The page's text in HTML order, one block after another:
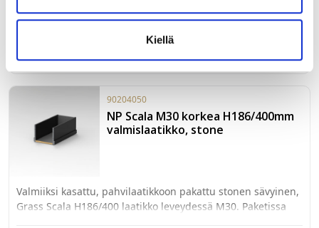
Kiellä
Valmiiksi kasattu, pahvilaatikkoon pakattu stonen sävyinen,
myös 40kg kiskot sekä etusarjakiinnikkeet laajenevalla
käpytapilla.
LUE LISÄÄ »
90204050
NP Scala M30 korkea H186/400mm
valmislaatikko, stone
Valmiiksi kasattu, pahvilaatikkoon pakattu stonen sävyinen,
Grass Scala H186/400 laatikko leveydessä M30. Paketissa